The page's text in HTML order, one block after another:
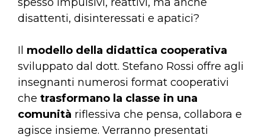
disattenti, disinteressati e apatici?
Il modello della didattica cooperativa
sviluppato dal dott. Stefano Rossi offre agli
insegnanti numerosi format cooperativi
che trasformano la classe in una
comunità riflessiva che pensa, collabora e
agisce insieme. Verranno presentati